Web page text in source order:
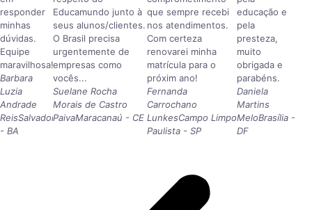
responder
minhas
dúvidas.
Equipe
maravilhosa!
Barbara
Luzia
Andrade
ReisSalvador
- BA
Educamundo junto à
seus alunos/clientes.
O Brasil precisa
urgentemente de
empresas como
vocês...
Suelane Rocha
Morais de Castro
PaivaMaracanaú - CE
que sempre recebi
nos atendimentos.
Com certeza
renovarei minha
matrícula para o
próxim ano!
Fernanda
Carrochano
LunkesCampo Limpo
Paulista - SP
educação e
pela
presteza,
muito
obrigada e
parabéns.
Daniela
Martins
MeloBrasília -
DF